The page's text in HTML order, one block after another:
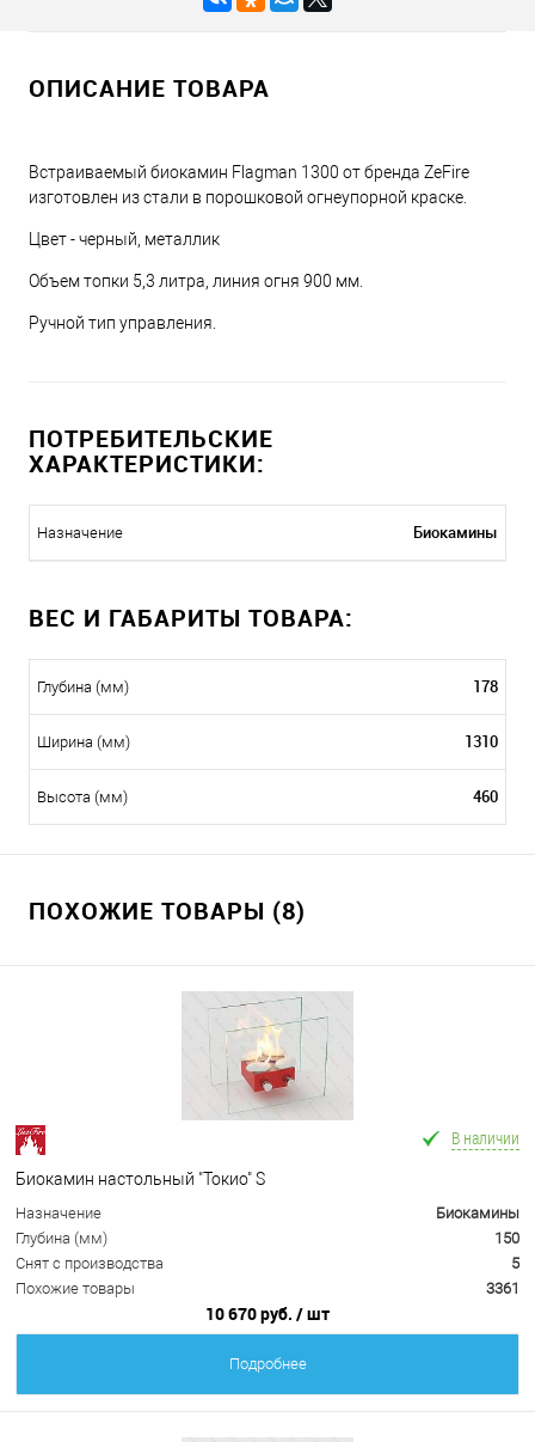
ОПИСАНИЕ ТОВАРА
Встраиваемый биокамин Flagman 1300 от бренда ZeFire
изготовлен из стали в порошковой огнеупорной краске.
Цвет - черный, металлик
Объем топки 5,3 литра, линия огня 900 мм.
Ручной тип управления.
ПОТРЕБИТЕЛЬСКИЕ
ХАРАКТЕРИСТИКИ:
Назначение Биокамины
ВЕС И ГАБАРИТЫ ТОВАРА:
Глубина (мм) 178
Ширина (мм) 1310
Высота (мм) 460
ПОХОЖИЕ ТОВАРЫ (8)
В наличии
Биокамин настольный "Токио" S
Назначение
Биокамины
Глубина (мм)
150
Снят с производства
5
Похожие товары
3361
10 670 руб. / шт
Подробнее